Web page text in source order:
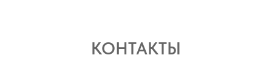
КОНТАКТЫ